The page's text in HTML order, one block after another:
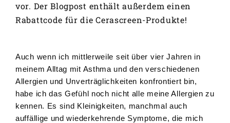
vor. Der Blogpost enthält außerdem einen
Rabattcode für die Cerascreen-Produkte!
Auch wenn ich mittlerweile seit über vier Jahren in
meinem Alltag mit Asthma und den verschiedenen
Allergien und Unverträglichkeiten konfrontiert bin,
habe ich das Gefühl noch nicht alle meine Allergien zu
kennen. Es sind Kleinigkeiten, manchmal auch
auffällige und wiederkehrende Symptome, die mich